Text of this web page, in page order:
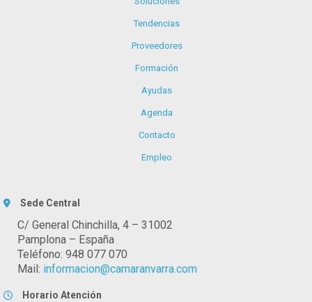
Tendencias
Proveedores
Formación
Ayudas
Agenda
Contacto
Empleo
Sede Central
C/ General Chinchilla, 4 – 31002
Pamplona – España
Teléfono: 948 077 070
Mail: informacion@camaranvarra.com
Horario Atención